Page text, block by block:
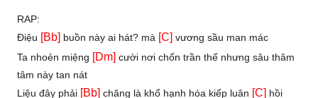
RAP:
Điệu [Bb] buồn này ai hát? mà [C] vương sầu man mác
Ta nhoẻn miệng [Dm] cười nơi chốn trần thế nhưng sâu thâm
tâm này tan nát
Liệu đây phải [Bb] chăng là khổ hạnh hóa kiếp luân [C] hồi